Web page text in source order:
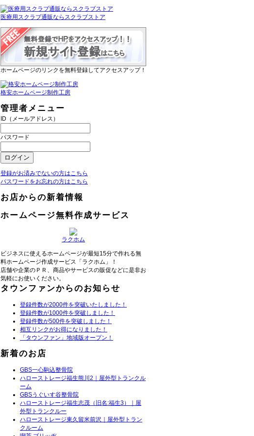
医療用スクラブ通販ならスクラブストア
ホームページのリンクを無料登録してアクセスアップ！
格安ホームページ制作工房
管理者メニュー
ID（メールアドレス）
パスワード
登録がお済みでないの方はこちら
パスワードをお忘れの方はこちら
お店からの新着情報
ホームページ無料作成サービス
ラクホム
ビジネスに使えるホームページが最短15分で作れる無
料ホームページ作成サービス「ラクホム」！
店舗や企業のＰＲ、商品やサービスの販促などに是非お
気軽にお使いください。
タウンファンからのお知らせ
登録件数が2000件を突破いたしました！
登録件数が1000件を突破しました！
登録件数が500件を突破しました！
相互リンクがお得になりました！
「タウンファン」地域版オープン！
新着のお店
GBS一心駒込整骨院
ハローストレージ福生熊川2｜屋外型トランクル
ーム
GBSうぐいす谷整骨院
ハローストレージ福生志茂（旧名:福生3）｜屋
外型トランクルー
ハローストレージ東久留米前沢｜屋外型トラン
クルーム